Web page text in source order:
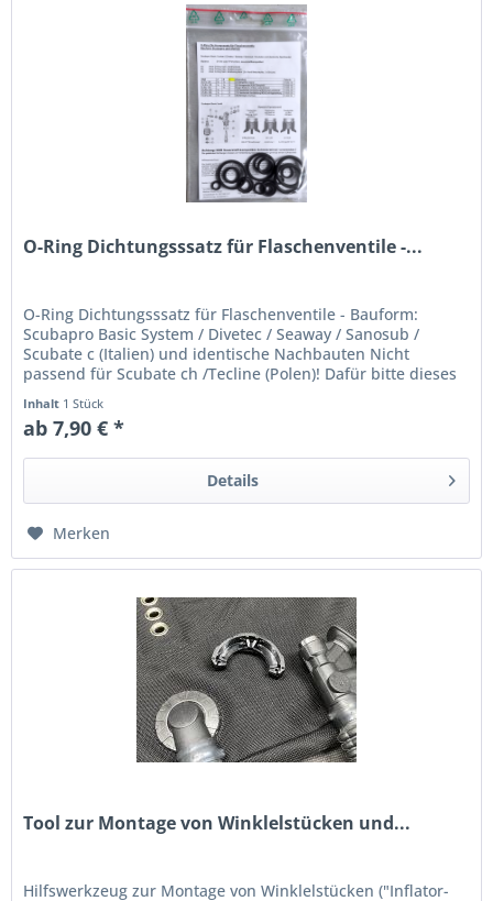
O-Ring Dichtungsssatz für Flaschenventile -...
O-Ring Dichtungsssatz für Flaschenventile - Bauform:
Scubapro Basic System / Divetec / Seaway / Sanosub /
Scubate c (Italien) und identische Nachbauten Nicht
passend für Scubate ch /Tecline (Polen)! Dafür bitte dieses
Inhalt 1 Stück
ab 7,90 € *
Details
Merken
Tool zur Montage von Winklelstücken und...
Hilfswerkzeug zur Montage von Winklelstücken ("Inflator-